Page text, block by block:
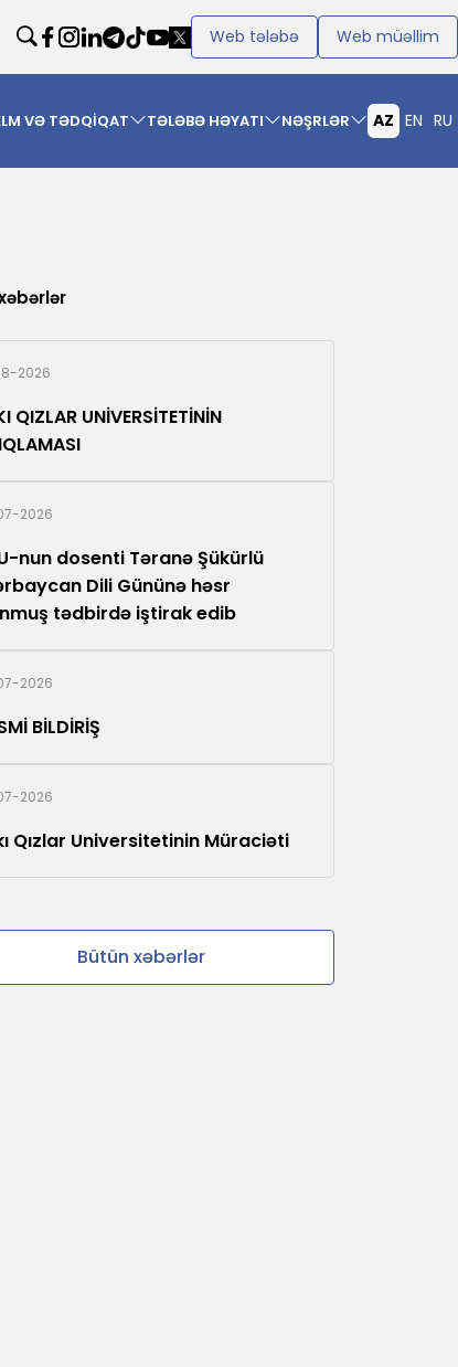
Web tələbə Web müəllim
VƏ TƏDQİQAT TƏLƏBƏ HƏYATI NƏŞRLƏR AZ EN RU
2026
QIZLAR UNİVERSİTETİNİN
2026
nun dosenti Təranə Şükürlü
Dili Gününə həsr
tədbirdə iştirak edib
2026
BİLDİRİŞ
2026
Qızlar Universitetinin Müraciəti
Bütün xəbərlər